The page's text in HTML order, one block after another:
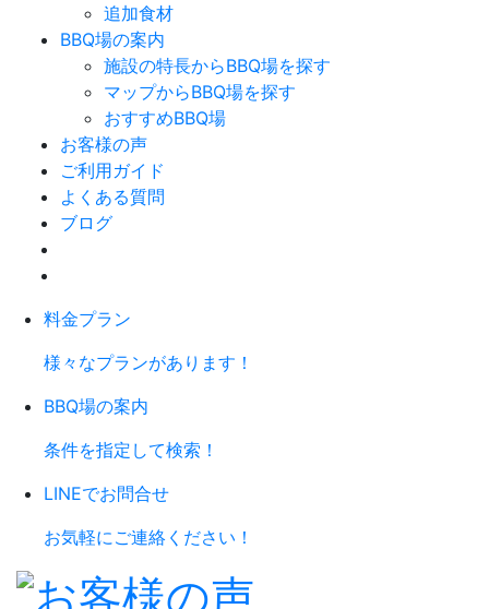
追加食材
BBQ場の案内
施設の特長からBBQ場を探す
マップからBBQ場を探す
おすすめBBQ場
お客様の声
ご利用ガイド
よくある質問
ブログ
料金プラン
様々なプランがあります！
BBQ場の案内
条件を指定して検索！
LINEでお問合せ
お気軽にご連絡ください！